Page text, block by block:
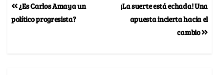
¡La suerte está echada! Una
apuesta incierta hacia el
cambio
¿Es Carlos Amaya un
político progresista?